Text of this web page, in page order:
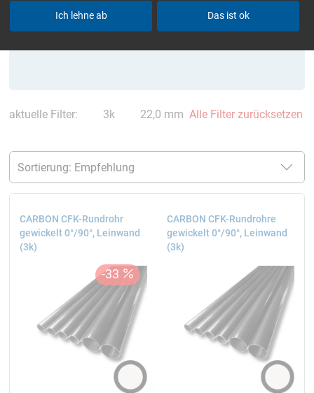
aktuelle Filter: 3k 22,0 mm Alle Filter zurücksetzen
CARBON CFK-Rundrohr
gewickelt 0°/90°, Leinwand
(3k)
CARBON CFK-Rundrohre
gewickelt 0°/90°, Leinwand
(3k)
Ich lehne ab Das ist ok